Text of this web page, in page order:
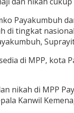
Payakumbuh
di tingkat
di MPP,
nikah di MPP
Kanwil